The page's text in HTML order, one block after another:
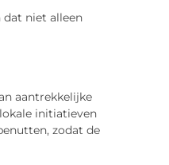
niet alleen
aantrekkelijke
initiatieven
zodat de